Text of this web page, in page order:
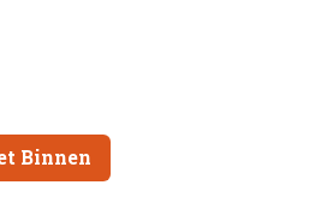
Binnen